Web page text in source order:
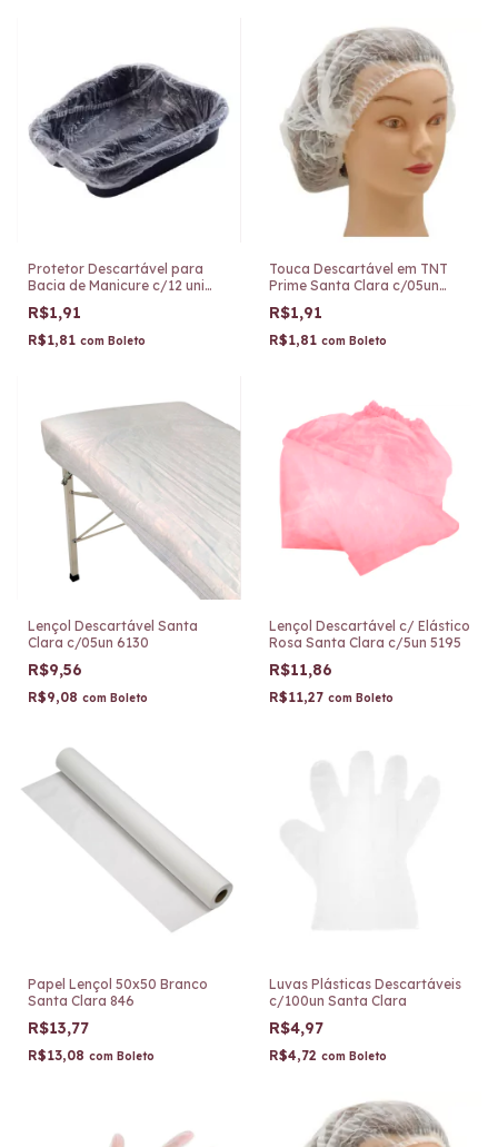
Protetor Descartável para
Bacia de Manicure c/12 uni
R$1,91
R$1,81 com Boleto
Touca Descartável em TNT
Prime Santa Clara c/05un
R$1,91
R$1,81 com Boleto
Lençol Descartável Santa
Clara c/05un 6130
R$9,56
R$9,08 com Boleto
Lençol Descartável c/ Elástico
Rosa Santa Clara c/5un 5195
R$11,86
R$11,27 com Boleto
Papel Lençol 50x50 Branco
Santa Clara 846
R$13,77
R$13,08 com Boleto
Luvas Plásticas Descartáveis
c/100un Santa Clara
R$4,97
R$4,72 com Boleto